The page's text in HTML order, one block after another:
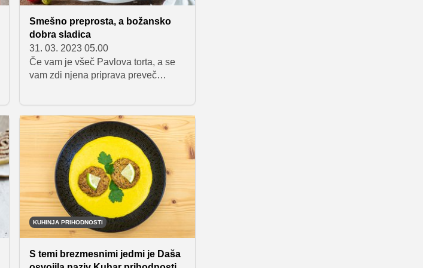
z lososom in osvežilnim jogurtovim
prelivom, postreženo v parmezanovi
skledi. Njuni okusi so prepričali
stroge žirante in tako sta zmago na
koncu slavila fanta, recept njune
nadaljevanju.
Smešno preprosta, a božansko
dobra sladica
31. 03. 2023 05.00
Če vam je všeč Pavlova torta, a se
vam zdi njena priprava preveč
Etonska zmešnjava kot nalašč za
vas. Njena priprava bo toliko bolj
enostavna, če ste beljake od cvrtja
krofov že predhodno porabili za
pripravo španskih vetrcev.
KUHINJA PRIHODNOSTI
S temi brezmesnimi jedmi je Daša